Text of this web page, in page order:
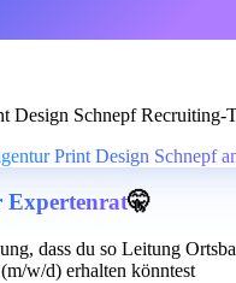
Design Schnepf Recruiting-
Print Design Schnepf
Expertenrat🤫
dass du so Leitung
w/d) erhalten könntest